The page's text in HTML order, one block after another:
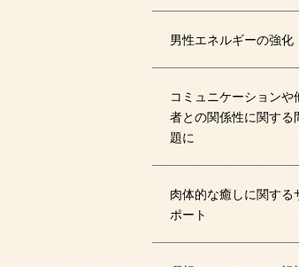
男性エネルギーの強化
コミュニケーションや
者との関係性に関する
題に
肉体的な癒しに関する
ポート